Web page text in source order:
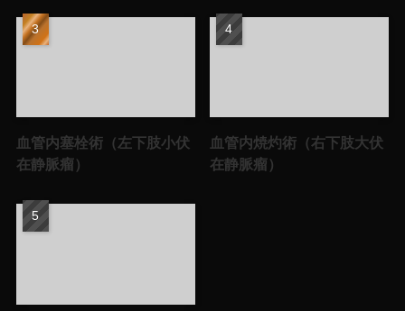
血管内塞栓術（左下肢小伏
在静脈瘤）
血管内焼灼術（右下肢大伏
在静脈瘤）